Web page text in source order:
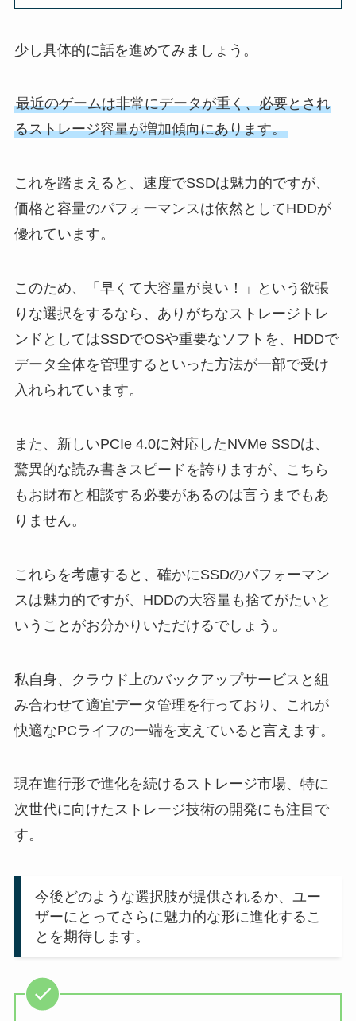
少し具体的に話を進めてみましょう。
最近のゲームは非常にデータが重く、必要とされ
るストレージ容量が増加傾向にあります。
これを踏まえると、速度でSSDは魅力的ですが、
価格と容量のパフォーマンスは依然としてHDDが
優れています。
このため、「早くて大容量が良い！」という欲張
りな選択をするなら、ありがちなストレージトレ
ンドとしてはSSDでOSや重要なソフトを、HDDで
データ全体を管理するといった方法が一部で受け
入れられています。
また、新しいPCIe 4.0に対応したNVMe SSDは、
驚異的な読み書きスピードを誇りますが、こちら
もお財布と相談する必要があるのは言うまでもあ
りません。
これらを考慮すると、確かにSSDのパフォーマン
スは魅力的ですが、HDDの大容量も捨てがたいと
いうことがお分かりいただけるでしょう。
私自身、クラウド上のバックアップサービスと組
み合わせて適宜データ管理を行っており、これが
快適なPCライフの一端を支えていると言えます。
現在進行形で進化を続けるストレージ市場、特に
次世代に向けたストレージ技術の開発にも注目で
す。
今後どのような選択肢が提供されるか、ユー
ザーにとってさらに魅力的な形に進化するこ
とを期待します。